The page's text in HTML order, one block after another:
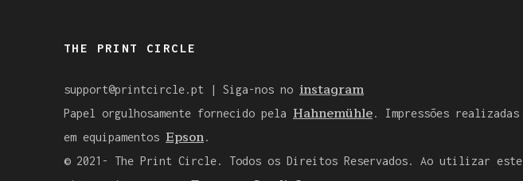
THE PRINT CIRCLE
support@printcircle.pt | Siga-nos no instagram
Papel orgulhosamente fornecido pela Hahnemühle. Impressões realizadas
em equipamentos Epson.
© 2021- The Print Circle. Todos os Direitos Reservados. Ao utilizar este